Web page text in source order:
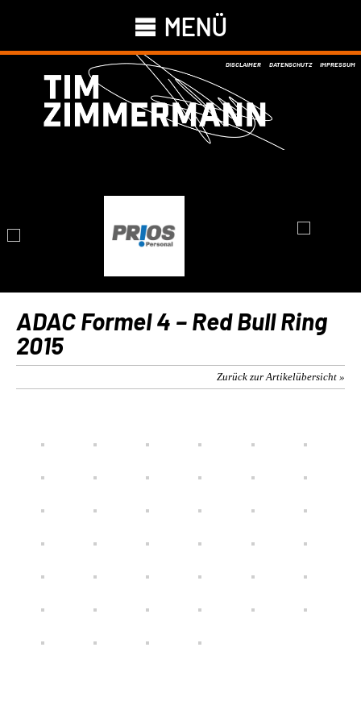
MENÜ
DISCLAIMER DATENSCHUTZ IMPRESSUM
ADAC Formel 4 – Red Bull Ring
2015
Zurück zur Artikelübersicht »